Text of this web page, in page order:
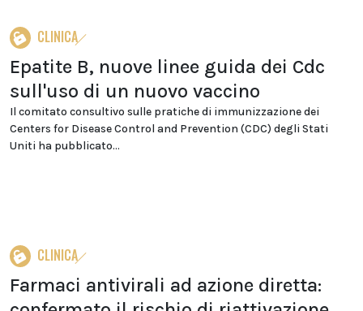
CLINICA
Epatite B, nuove linee guida dei Cdc
sull'uso di un nuovo vaccino
Il comitato consultivo sulle pratiche di immunizzazione dei
Centers for Disease Control and Prevention (CDC) degli Stati
Uniti ha pubblicato...
CLINICA
Farmaci antivirali ad azione diretta: